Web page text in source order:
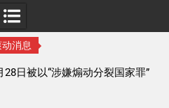
消息
日被以“涉嫌煽动分裂国家罪”
在拉萨市看守所